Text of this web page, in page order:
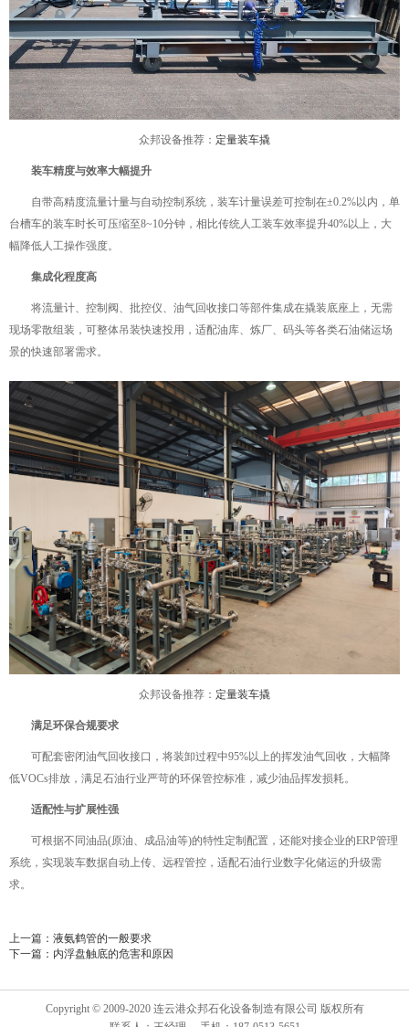
众邦设备推荐： 定量装车撬
装车精度与效率大幅提升‌
自带高精度流量计量与自动控制系统，装车计量误差可控制在±0.2%以内，单
台槽车的装车时长可压缩至8~10分钟，相比传统人工装车效率提升40%以上，大
幅降低人工操作强度。
集成化程度高‌
将流量计、控制阀、批控仪、油气回收接口等部件集成在撬装底座上，无需
现场零散组装，可整体吊装快速投用，适配油库、炼厂、码头等各类石油储运场
景的快速部署需求。
众邦设备推荐： 定量装车撬
‌满足环保合规要求‌
可配套密闭油气回收接口，将装卸过程中95%以上的挥发油气回收，大幅降
低VOCs排放，满足石油行业严苛的环保管控标准，减少油品挥发损耗。
适配性与扩展性强‌
可根据不同油品(原油、成品油等)的特性定制配置，还能对接企业的ERP管理
系统，实现装车数据自动上传、远程管控，适配石油行业数字化储运的升级需
求。
上一篇： 液氨鹤管的一般要求
下一篇： 内浮盘触底的危害和原因
Copyright © 2009-2020 连云港众邦石化设备制造有限公司 版权所有